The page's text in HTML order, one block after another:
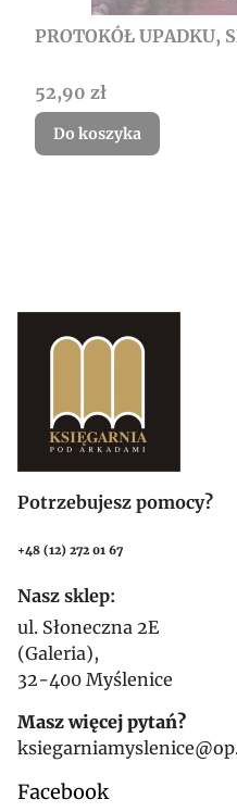
PROTOKÓŁ UPADKU,
Cena
52,90 zł
Do koszyka
Potrzebujesz pomocy?
+48 (12) 272 01 67
Nasz sklep:
ul. Słoneczna 2E
(Galeria),
32-400 Myślenice
Masz więcej pytań?
Facebook